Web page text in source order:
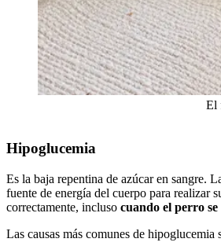
El
Hipoglucemia
Es la baja repentina de azúcar en sangre.
fuente de energía del cuerpo para realizar
correctamente, incluso cuando el perro
Las causas más comunes de hipoglucemia